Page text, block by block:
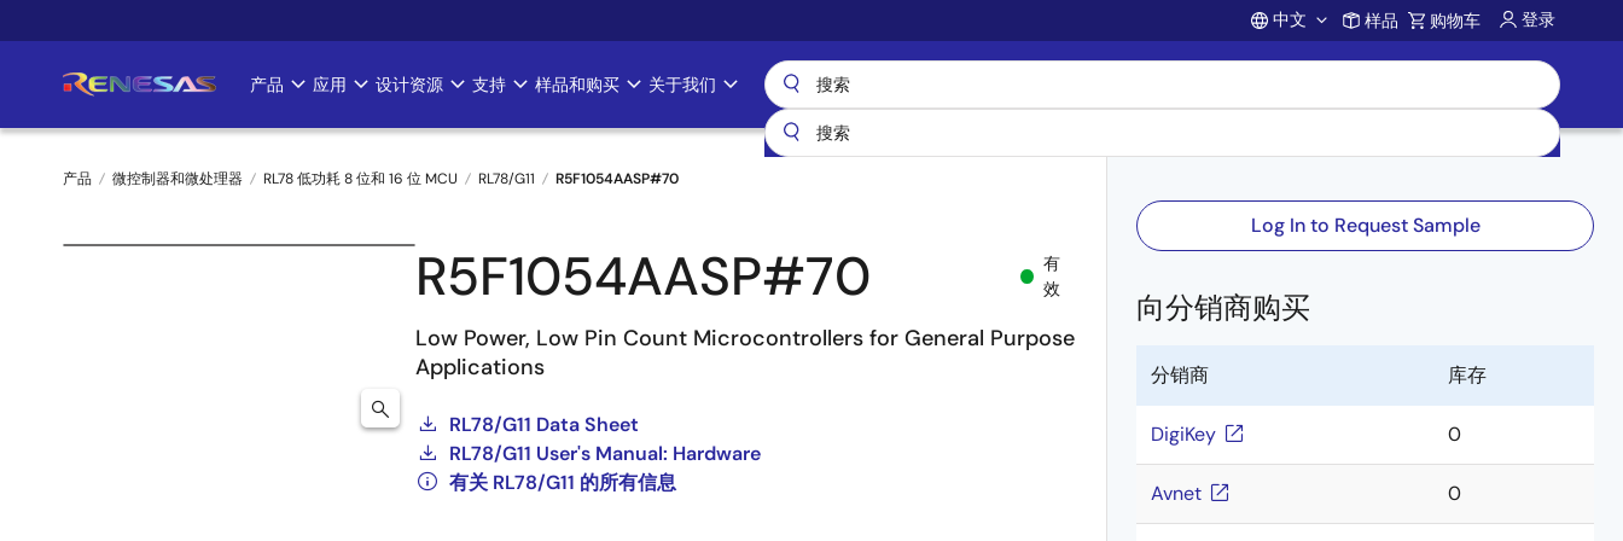
转
要
Account
中文 样品 购物车 登录
Main
navigation
产品 应用 设计资源 支持 样品和购买 关于我们
面
产品 微控制器和微处理器 RL78 低功耗 8 位和 16 位 MCU RL78/G11 R5F1054AASP#70
R5F1054AASP#70
有
效
Low Power, Low Pin Count Microcontrollers for General Purpose
Applications
RL78/G11 Data Sheet
RL78/G11 User's Manual: Hardware
有关 RL78/G11 的所有信息
Log In to Request Sample
向分销商购买
分销商 库存
DigiKey 0
Avnet 0